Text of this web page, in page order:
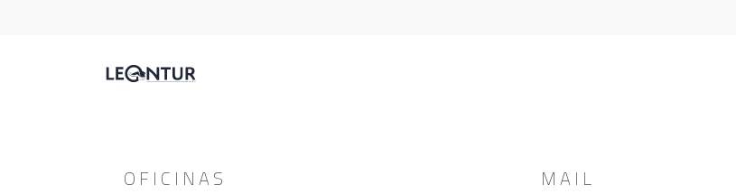
OFICINAS MAIL